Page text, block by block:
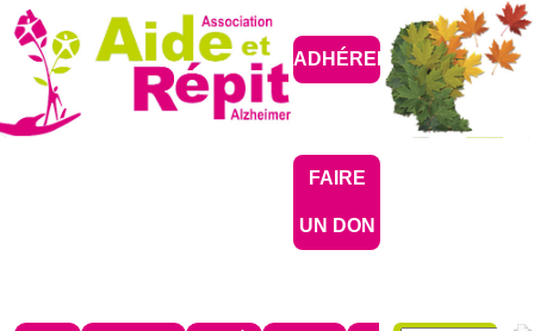
ADHÉRER
FAIRE
UN DON